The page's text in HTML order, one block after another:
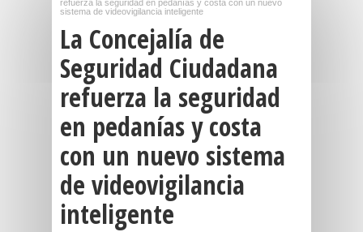
refuerza la seguridad en pedanías y costa con un nuevo
sistema de videovigilancia inteligente
La Concejalía de
Seguridad Ciudadana
refuerza la seguridad
en pedanías y costa
con un nuevo sistema
de videovigilancia
inteligente